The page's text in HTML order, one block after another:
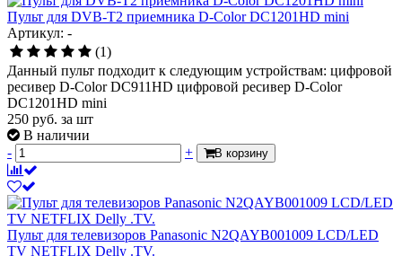
Пульт для DVB-T2 приемника D-Color DC1201HD mini
Артикул: -
(1)
Данный пульт подходит к следующим устройствам: цифровой
ресивер D-Color DC911HD цифровой ресивер D-Color
DC1201HD mini
250 руб. за шт
В наличии
-
+ В корзину
Пульт для телевизоров Panasonic N2QAYB001009 LCD/LED
TV NETFLIX Delly .TV.